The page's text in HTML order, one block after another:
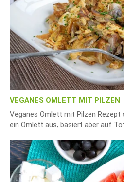
VEGANES OMLETT MIT PILZEN
Veganes Omlett mit Pilzen
ein Omlett aus, basiert aber auf